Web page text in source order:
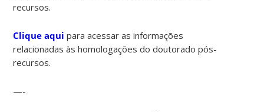
recursos.
Clique aqui para acessar as informações
relacionadas às homologações do doutorado pós-
recursos.
—-